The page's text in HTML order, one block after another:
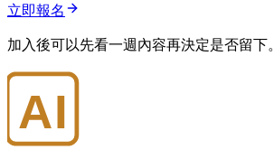
立即報名
加入後可以先看一週內容再決定是否留下。
AI